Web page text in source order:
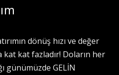
dönüş hızı ve değer
kat kat fazladır! Doların her
günümüzde GELİN